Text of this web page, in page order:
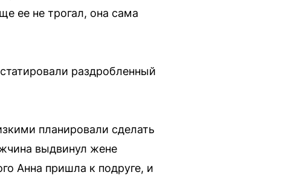
ее не трогал, она сама
раздробленный
планировали сделать
выдвинул жене
Анна пришла к подруге, и